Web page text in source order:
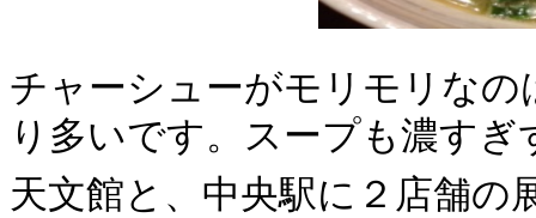
チャーシューがモリモリな
り多いです。スープも濃す
天文館と、中央駅に２店舗